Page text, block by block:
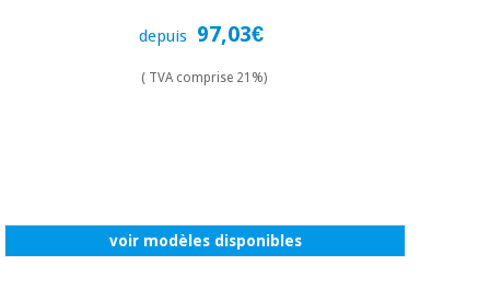
depuis 97,03€
( TVA comprise 21%)
voir modèles disponibles